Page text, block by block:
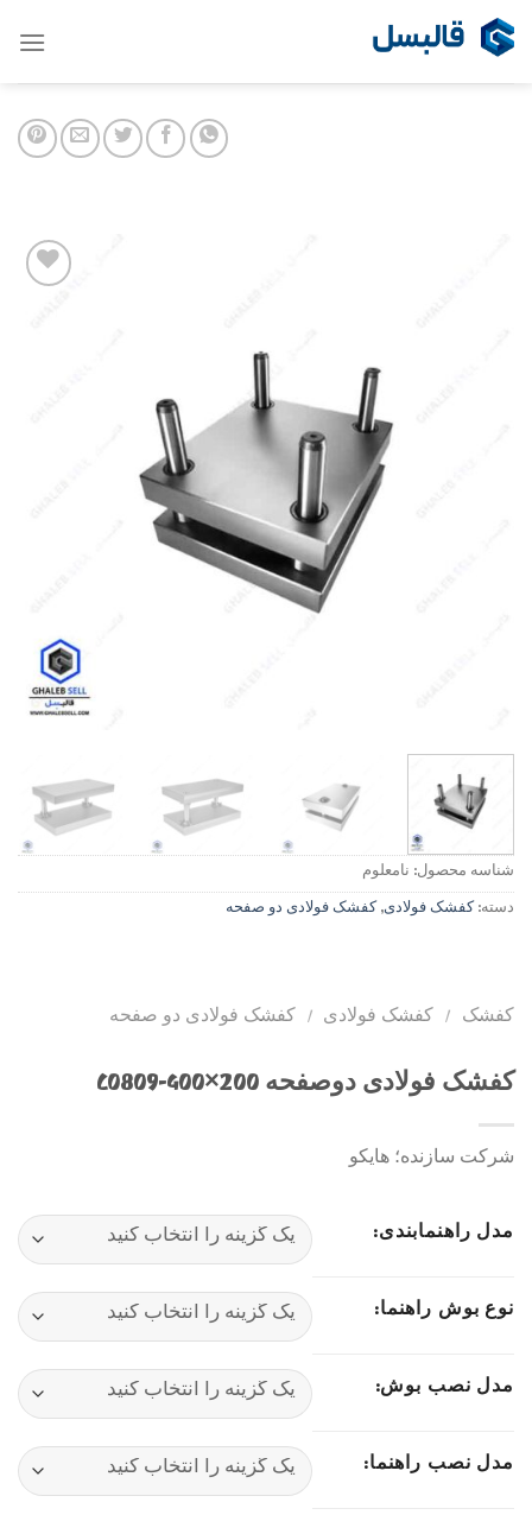
Skip
شناسه محصول: نامعلوم
دسته:کفشک فولادی,کفشک فولادی دو صفحه
کفشک / کفشک فولادی / کفشک فولادی دو صفحه
کفشک فولادی دوصفحه 200×400-C0809
شرکت سازنده؛ هایکو
مدل راهنمابندی:
نوع بوش راهنما:
مدل نصب بوش:
مدل نصب راهنما: